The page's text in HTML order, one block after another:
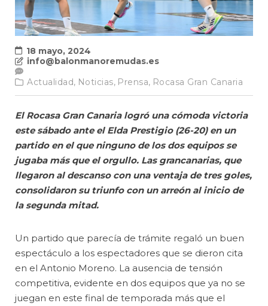
18 mayo, 2024
info@balonmanoremudas.es
Actualidad, Noticias, Prensa, Rocasa Gran Canaria
El Rocasa Gran Canaria logró una cómoda victoria
este sábado ante el Elda Prestigio (26-20) en un
partido en el que ninguno de los dos equipos se
jugaba más que el orgullo. Las grancanarias, que
llegaron al descanso con una ventaja de tres goles,
consolidaron su triunfo con un arreón al inicio de
la segunda mitad.
Un partido que parecía de trámite regaló un buen
espectáculo a los espectadores que se dieron cita
en el Antonio Moreno. La ausencia de tensión
competitiva, evidente en dos equipos que ya no se
juegan en este final de temporada más que el